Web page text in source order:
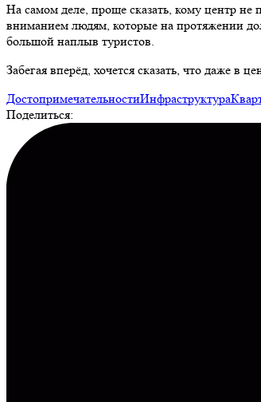
На самом деле, проще сказать, кому центр не
вниманием людям, которые на протяжении
большой наплыв туристов.
Забегая вперёд, хочется сказать, что даже в
ДостопримечательностиИнфраструктура
Поделиться: